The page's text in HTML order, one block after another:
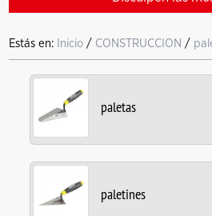
Estás en: Inicio / CONSTRUCCION /
paletas
paletines